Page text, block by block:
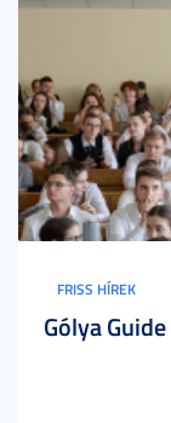
FRISS HÍREK
Gólya Guide